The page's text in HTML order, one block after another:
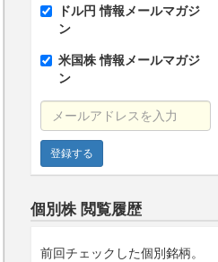
ドル円 情報メールマガジ
ン
米国株 情報メールマガジ
ン
メールアドレスを入力
個別株 閲覧履歴
前回チェックした個別銘柄。